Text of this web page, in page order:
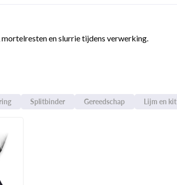
en slurrie tijdens verwerking.
Splitbinder Gereedschap Lijm en kit